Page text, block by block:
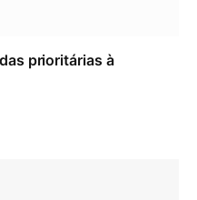
prioritárias à